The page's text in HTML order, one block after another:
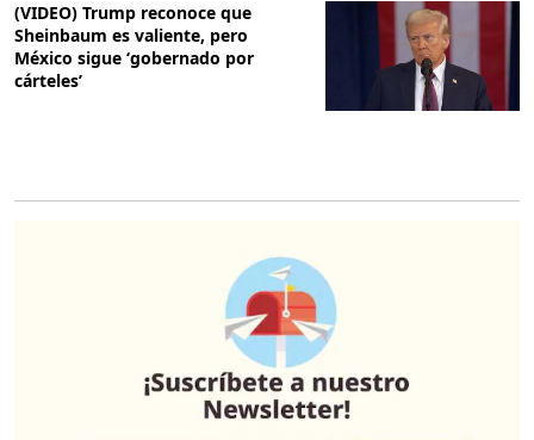
(VIDEO) Trump reconoce que
Sheinbaum es valiente, pero
México sigue ‘gobernado por
cárteles’